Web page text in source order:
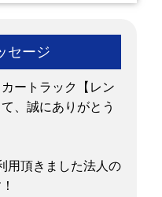
セージ
ートラック【レン
、誠にありがとう
用頂きました法人の